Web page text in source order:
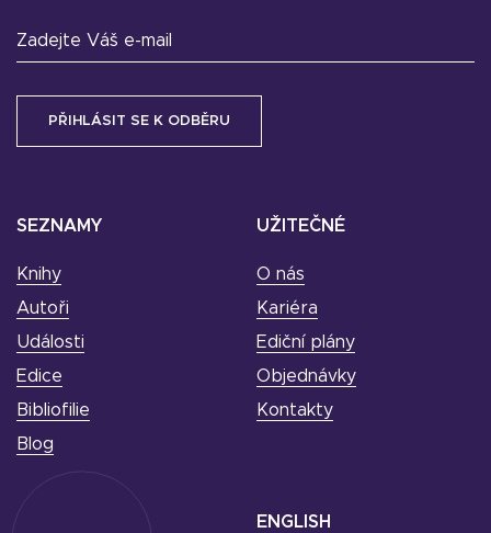
SEZNAMY
Knihy
Autoři
Události
Edice
Bibliofilie
Blog
UŽITEČNÉ
O nás
Kariéra
Ediční plány
Objednávky
Kontakty
Zadejte Váš e-mail
ENGLISH